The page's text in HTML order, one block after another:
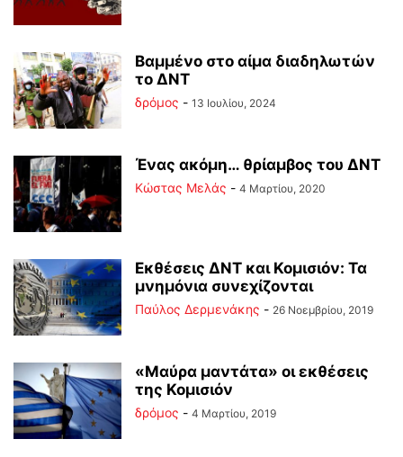
Βαμμένο στο αίμα διαδηλωτών
το ΔΝΤ
δρόμος - 13 Ιουλίου, 2024
Ένας ακόμη… θρίαμβος του ΔΝΤ
Κώστας Μελάς - 4 Μαρτίου, 2020
Εκθέσεις ΔΝΤ και Κομισιόν: Τα
μνημόνια συνεχίζονται
Παύλος Δερμενάκης - 26 Νοεμβρίου, 2019
«Μαύρα μαντάτα» οι εκθέσεις
της Κομισιόν
δρόμος - 4 Μαρτίου, 2019